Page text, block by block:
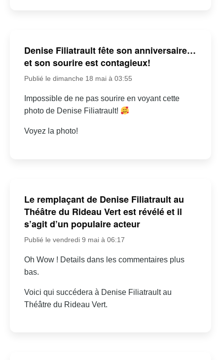
Denise Filiatrault fête son anniversaire…
et son sourire est contagieux!
Publié le dimanche 18 mai à 03:55
Impossible de ne pas sourire en voyant cette
photo de Denise Filiatrault!
Voyez la photo!
Le remplaçant de Denise Filiatrault au
Théâtre du Rideau Vert est révélé et il
s’agit d’un populaire acteur
Publié le vendredi 9 mai à 06:17
Oh Wow ! Details dans les commentaires plus
bas.
Voici qui succédera à Denise Filiatrault au
Théâtre du Rideau Vert.